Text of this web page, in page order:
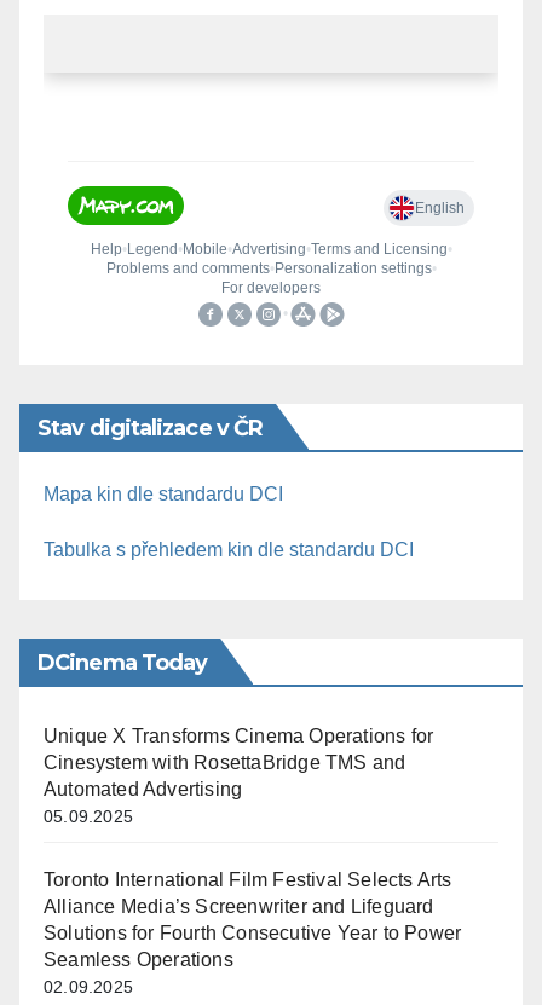
Stav digitalizace v ČR
Mapa kin dle standardu DCI
Tabulka s přehledem kin dle standardu DCI
DCinema Today
Unique X Transforms Cinema Operations for
Cinesystem with RosettaBridge TMS and
Automated Advertising
05.09.2025
Toronto International Film Festival Selects Arts
Alliance Media’s Screenwriter and Lifeguard
Solutions for Fourth Consecutive Year to Power
Seamless Operations
02.09.2025